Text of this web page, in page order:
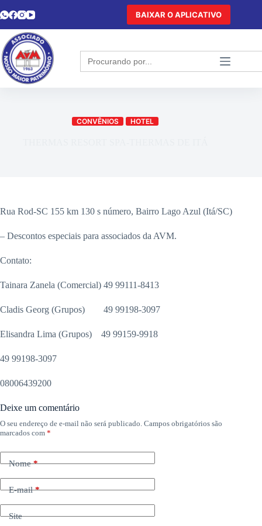
BAIXAR O APLICATIVO
Search
for:
CONVÊNIOS HOTEL
Rua Rod-SC 155 km 130 s número, Bairro Lago Azul (Itá/SC)
– Descontos especiais para associados da AVM.
Contato:
Tainara Zanela (Comercial) 49 99111-8413
Cladis Georg (Grupos) 49 99198-3097
Elisandra Lima (Grupos) 49 99159-9918
49 99198-3097
08006439200
Deixe um comentário
O seu endereço de e-mail não será publicado. Campos obrigatórios são
marcados com *
Nome*
E-mail*
Site